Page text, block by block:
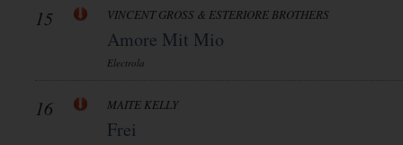
15 VINCENT GROSS & ESTERIORE BROTHERS
Amore Mit Mio
Electrola
16 MAITE KELLY
Frei